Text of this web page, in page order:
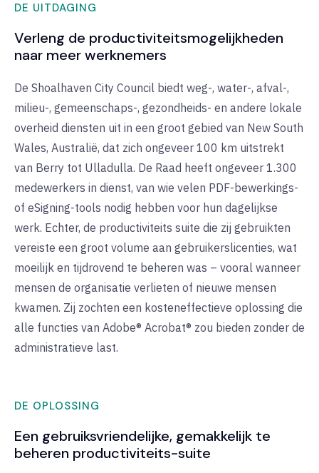
DE UITDAGING
Verleng de productiviteitsmogelijkheden
naar meer werknemers
De Shoalhaven City Council biedt weg-, water-, afval-,
milieu-, gemeenschaps-, gezondheids- en andere lokale
overheid diensten uit in een groot gebied van New South
Wales, Australië, dat zich ongeveer 100 km uitstrekt
van Berry tot Ulladulla. De Raad heeft ongeveer 1.300
medewerkers in dienst, van wie velen PDF-bewerkings-
of eSigning-tools nodig hebben voor hun dagelijkse
werk. Echter, de productiviteits suite die zij gebruikten
vereiste een groot volume aan gebruikerslicenties, wat
moeilijk en tijdrovend te beheren was – vooral wanneer
mensen de organisatie verlieten of nieuwe mensen
kwamen. Zij zochten een kosteneffectieve oplossing die
alle functies van Adobe® Acrobat® zou bieden zonder de
administratieve last.
DE OPLOSSING
Een gebruiksvriendelijke, gemakkelijk te
beheren productiviteits-suite